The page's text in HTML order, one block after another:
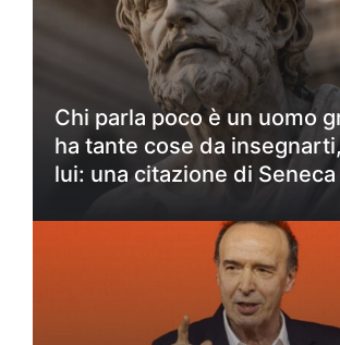
Chi parla poco è un uomo
ha tante cose da
lui: una citazione di Seneca